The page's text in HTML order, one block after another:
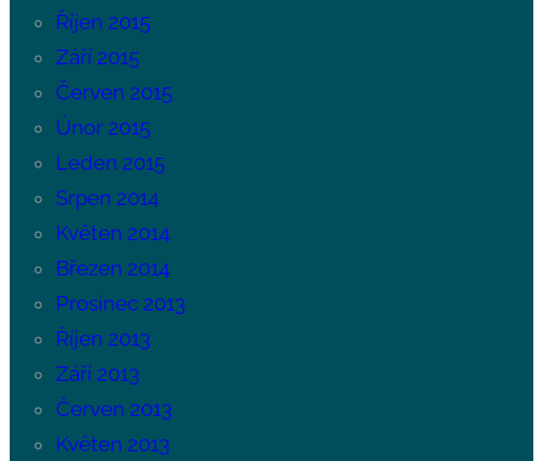
Říjen 2015
Září 2015
Červen 2015
Únor 2015
Leden 2015
Srpen 2014
Květen 2014
Březen 2014
Prosinec 2013
Říjen 2013
Září 2013
Červen 2013
Květen 2013